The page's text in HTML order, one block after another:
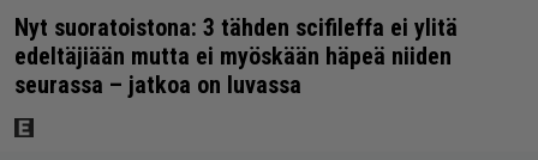
Nyt suoratoistona: 3 tähden scifileffa ei ylitä
edeltäjiään mutta ei myöskään häpeä niiden
seurassa – jatkoa on luvassa